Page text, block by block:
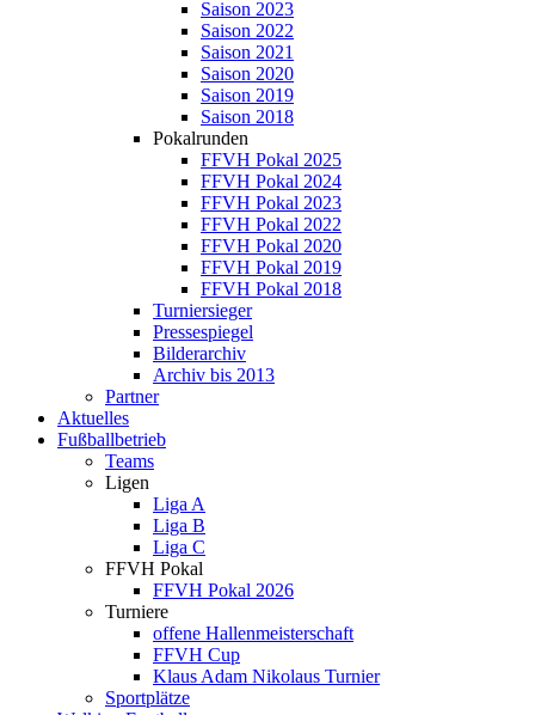
Saison 2023
Saison 2022
Saison 2021
Saison 2020
Saison 2019
Saison 2018
Pokalrunden
FFVH Pokal 2025
FFVH Pokal 2024
FFVH Pokal 2023
FFVH Pokal 2022
FFVH Pokal 2020
FFVH Pokal 2019
FFVH Pokal 2018
Turniersieger
Pressespiegel
Bilderarchiv
Archiv bis 2013
Partner
Aktuelles
Fußballbetrieb
Teams
Ligen
Liga A
Liga B
Liga C
FFVH Pokal
FFVH Pokal 2026
Turniere
offene Hallenmeisterschaft
FFVH Cup
Klaus Adam Nikolaus Turnier
Sportplätze